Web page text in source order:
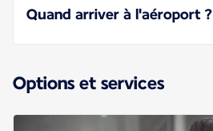
Quand arriver à l'aéroport ?
Options et services